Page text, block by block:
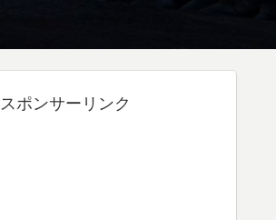
スポンサーリンク